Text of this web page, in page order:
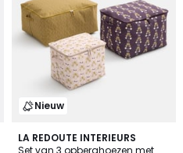
Nieuw
LA REDOUTE INTERIEURS
Set van 3 opberghoezen met